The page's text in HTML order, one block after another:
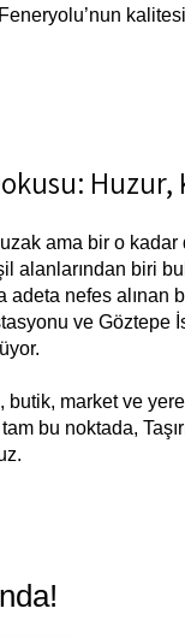
ama bir o
alanlarından biri
adeta nefes alınan
ve Göztepe
market ve
bu noktada,